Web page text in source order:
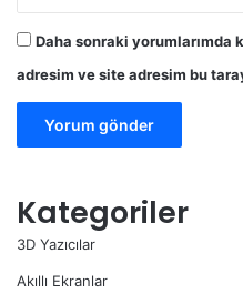
Daha sonraki yorumlarımda
adresim ve site adresim bu
Kategoriler
3D Yazıcılar
Akıllı Ekranlar